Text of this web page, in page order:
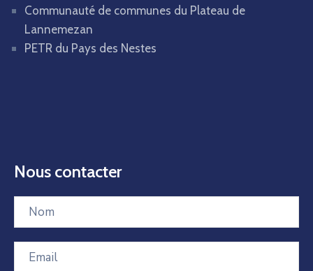
Communauté de communes du Plateau de
Lannemezan
PETR du Pays des Nestes
Nous contacter